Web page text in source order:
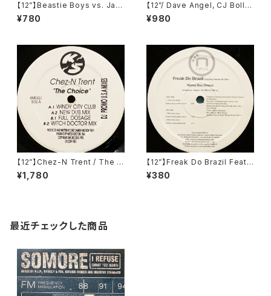
【12”】Beastie Boys vs. Jas
on Nevins / Ch-Check It O
ut (Remix) (GRDJPROMO1
¥780
【12”/ Dave Angel, CJ Bolla
nd Remix】Katana / Erotma
nia (Eastern Bloc Records)
¥980
【12”】Chez-N Trent / The C
hoice (KMS) (KMS 051)
¥1,780
【12”】Freak Do Brazil Feat.
Claudia Da Silva / Ritmo D
as Ondas Freak Do (Nitro
¥380
最近チェックした商品